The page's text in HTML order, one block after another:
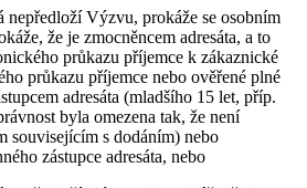
nepředloží Výzvu, prokáže se osobním
že je zmocněncem adresáta, a to
průkazu příjemce k zákaznické
průkazu příjemce nebo ověřené plné
adresáta (mladšího 15 let, příp.
byla omezena tak, že není
souvisejícím s dodáním) nebo
zástupce adresáta, nebo